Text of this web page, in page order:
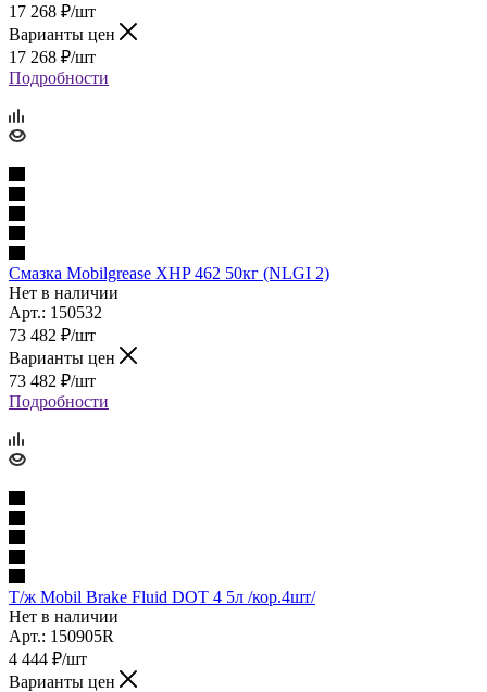
17 268 ₽/шт
Варианты цен
17 268 ₽/шт
Подробности
Смазка Mobilgrease ХHP 462 50кг (NLGI 2)
Нет в наличии
Арт.: 150532
73 482 ₽/шт
Варианты цен
73 482 ₽/шт
Подробности
Т/ж Mobil Brake Fluid DOT 4 5л /кор.4шт/
Нет в наличии
Арт.: 150905R
4 444 ₽/шт
Варианты цен